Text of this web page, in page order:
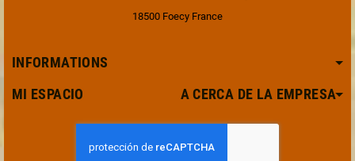
18500 Foecy France
INFORMATIONS
MI ESPACIO A CERCA DE LA EMPRESA